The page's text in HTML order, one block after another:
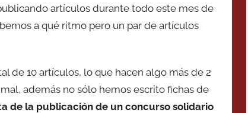
artículos durante todo este mes de
a qué ritmo pero un par de artículos
de 10 artículos, lo que hacen algo más de 2
además no sólo hemos escrito fichas de
de la publicación de un concurso solidario